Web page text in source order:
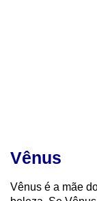
Vênus
Vênus é a mãe